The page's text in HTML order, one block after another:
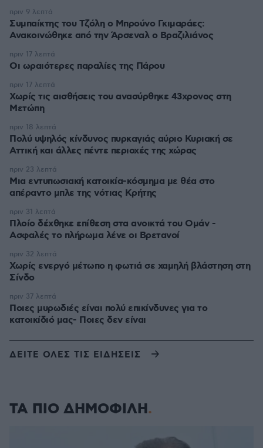
Συμπαίκτης του Τζόλη ο Μπρούνο Γκιμαράες:
Ανακοινώθηκε από την Άρσεναλ ο Βραζιλιάνος
πριν 9 λεπτά
Οι ωραιότερες παραλίες της Πάρου
πριν 17 λεπτά
Χωρίς τις αισθήσεις του ανασύρθηκε 43χρονος στη
Μετώπη
πριν 17 λεπτά
Πολύ υψηλός κίνδυνος πυρκαγιάς αύριο Κυριακή σε
Αττική και άλλες πέντε περιοχές της χώρας
πριν 18 λεπτά
Μια εντυπωσιακή κατοικία-κόσμημα με θέα στο
απέραντο μπλε της νότιας Κρήτης
πριν 23 λεπτά
Πλοίο δέχθηκε επίθεση στα ανοικτά του Ομάν -
Ασφαλές το πλήρωμα λένε οι Βρετανοί
πριν 31 λεπτά
Χωρίς ενεργό μέτωπο η φωτιά σε χαμηλή βλάστηση στη
Σίνδο
πριν 32 λεπτά
Ποιες μυρωδιές είναι πολύ επικίνδυνες για το
κατοικίδιό μας- Ποιες δεν είναι
πριν 37 λεπτά
ΔΕΙΤΕ ΟΛΕΣ ΤΙΣ ΕΙΔΗΣΕΙΣ
ΤΑ ΠΙΟ ΔΗΜΟΦΙΛΗ